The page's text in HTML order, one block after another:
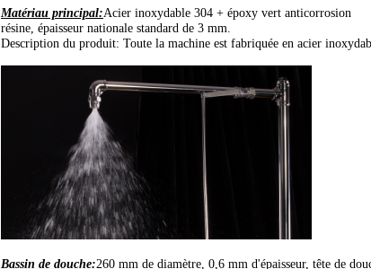
Matériau principal:Acier inoxydable 304 + époxy vert anticorrosion
résine, épaisseur nationale standard de 3 mm.
Description du produit: Toute la machine est fabriquée en acier
Bassin de douche:260 mm de diamètre, 0,6 mm d'épaisseur, tête de